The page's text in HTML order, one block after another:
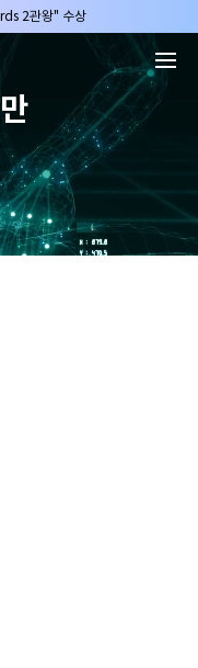
2관왕" 수상
관상" 수상!
정상진료
2관왕" 수상
관상" 수상!